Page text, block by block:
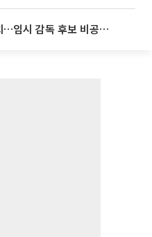
홍명보 후임 찾는 축구협회…임시 감독 후보 비공개 심사